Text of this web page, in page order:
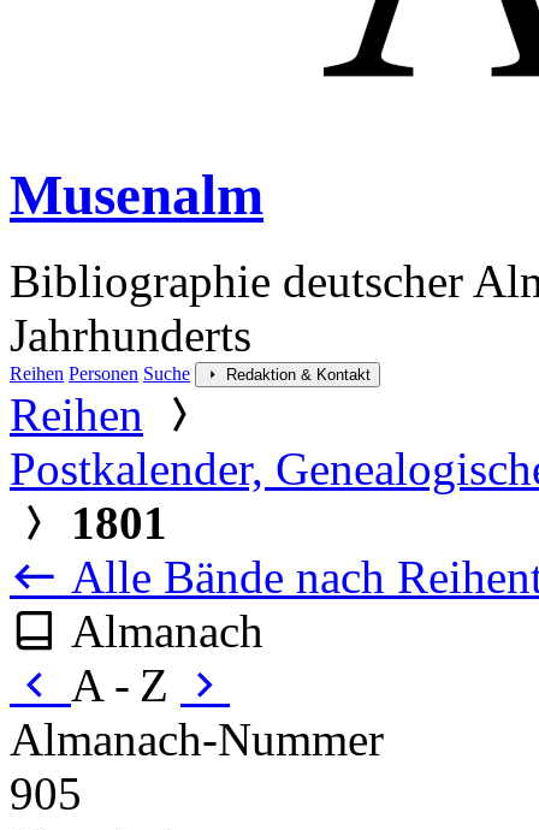
Musenalm
Bibliographie deutscher
Jahrhunderts
Reihen Personen Suche Redaktion & Kontakt
Reihen
Postkalender,
1801
Alle Bände nach
Almanach
A - Z
Almanach-Nummer
905